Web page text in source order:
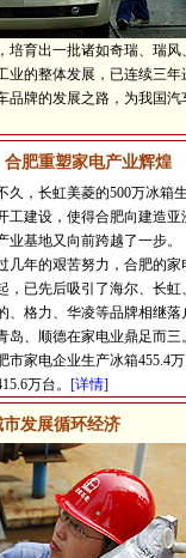
育出一批诸如奇瑞、瑞风
业的整体发展，已连续三年
品牌的发展之路，为我国汽
合肥重塑家电产业辉煌
，长虹美菱的500万冰箱
工建设，使得合肥向建造亚
业基地又向前跨越了一步。
年的艰苦努力，合肥的家
，已先后吸引了海尔、长虹
、格力、华凌等品牌相继落
岛、顺德在家电业鼎足而三
市家电企业生产冰箱455.4
万台。
[详情]
发展循环经济